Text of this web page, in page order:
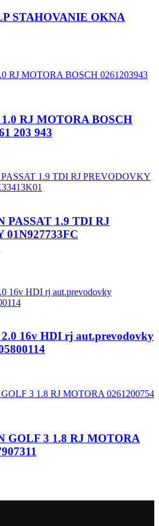
STAHOVANIE OKNA
RJ MOTORA BOSCH
203 943
PASSAT 1.9 TDI RJ
01N927733FC
16v HDI rj aut.prevodovky
GOLF 3 1.8 RJ MOTORA